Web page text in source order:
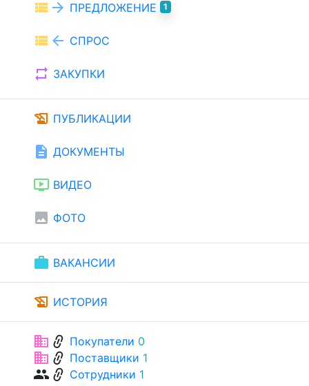
view_list arrow_forward ПРЕДЛОЖЕНИЕ 1
view_list arrow_back СПРОС
repeat ЗАКУПКИ
history_edu ПУБЛИКАЦИИ
description ДОКУМЕНТЫ
ondemand_video ВИДЕО
image ФОТО
work ВАКАНСИИ
history_edu ИСТОРИЯ
businesslink Покупатели 0
businesslink Поставщики 1
grouplink Сотрудники 1